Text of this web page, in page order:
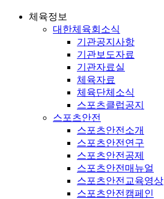
체육정보
대한체육회소식
기관공지사항
기관보도자료
기관자료실
체육자료
체육단체소식
스포츠클럽공지
스포츠안전
스포츠안전소개
스포츠안전연구
스포츠안전공제
스포츠안전매뉴얼
스포츠안전교육영상
스포츠안전캠페인